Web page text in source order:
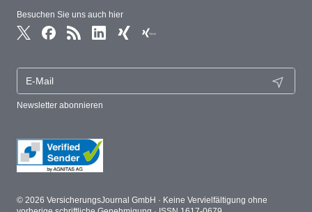
Besuchen Sie uns auch hier
Newsletter abonnieren
© 2026 VersicherungsJournal GmbH · Keine Vervielfältigung ohne